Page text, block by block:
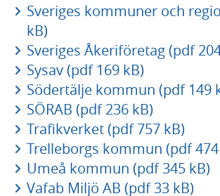
Sveriges kommuner och
kB)
Sveriges Åkeriföretag (pdf
Sysav (pdf 169 kB)
Södertälje kommun (pdf 149
SÖRAB (pdf 236 kB)
Trafikverket (pdf 757 kB)
Trelleborgs kommun (pdf
Umeå kommun (pdf 345 kB)
Vafab Miljö AB (pdf 33 kB)